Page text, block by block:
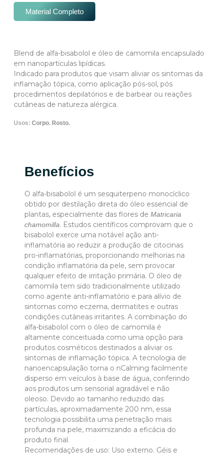
Material Completo
Blend de alfa-bisabolol e óleo de camomila encapsulado
em nanopartículas lipídicas.
Indicado para produtos que visam aliviar os sintomas da
inflamação tópica, como aplicação pós-sol, pós
procedimentos depilatórios e de barbear ou reações
cutâneas de natureza alérgica.
Usos: Corpo. Rosto.
Benefícios
O alfa-bisabolol é um sesquiterpeno monocíclico
obtido por destilação direta do óleo essencial de
plantas, especialmente das flores de Matricaria
chamomilla. Estudos científicos comprovam que o
bisabolol exerce uma notável ação anti-
inflamatória ao reduzir a produção de citocinas
pro-inflamatórias, proporcionando melhorias na
condição inflamatória da pele, sem provocar
qualquer efeito de irritação primária. O óleo de
camomila tem sido tradicionalmente utilizado
como agente anti-inflamatório e para alívio de
sintomas como eczema, dermatites e outras
condições cutâneas irritantes. A combinação do
alfa-bisabolol com o óleo de camomila é
altamente conceituada como uma opção para
produtos cosméticos destinados a aliviar os
sintomas de inflamação tópica. A tecnologia de
nanoencapsulação torna o nCalming facilmente
disperso em veículos à base de água, conferindo
aos produtos um sensorial agradável e não
oleoso. Devido ao tamanho reduzido das
partículas, aproximadamente 200 nm, essa
tecnologia possibilita uma penetração mais
profunda na pele, maximizando a eficácia do
produto final.
Recomendações de uso: Uso externo. Géis e